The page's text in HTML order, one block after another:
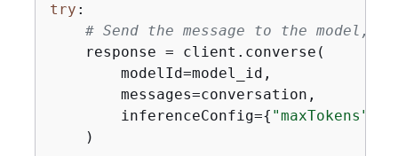
try :
# Send the message to the model,
    response = client.converse(
        modelId=model_id,
        messages=conversation,
        inferenceConfig=
{ "maxTokens"
    )